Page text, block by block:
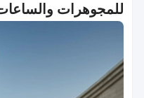
للمجوهرات والساعات في